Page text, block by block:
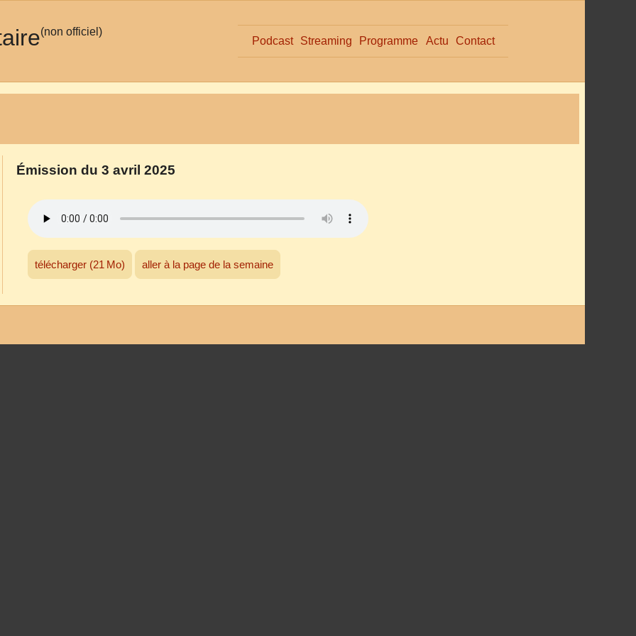
(non officiel)
Podcast Streaming Programme Actu Contact
Émission du 3 avril 2025
télécharger (21 Mo) aller à la page de la semaine